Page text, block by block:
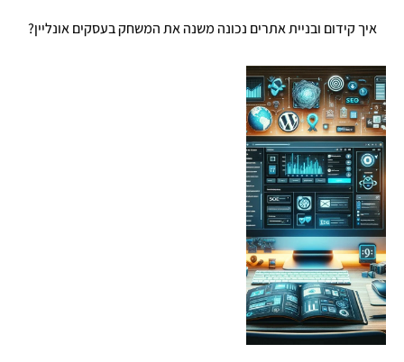
איך קידום ובניית אתרים נכונה משנה את המשחק בעסקים אונליין?